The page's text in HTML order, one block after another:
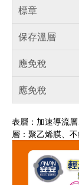
標章
保存溫層
應免稅
應免稅
表層：加速導流
層：聚乙烯膜、